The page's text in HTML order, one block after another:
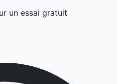
un essai gratuit